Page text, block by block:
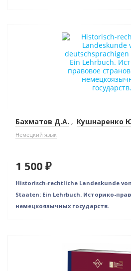
Бахматов Д.А. , Кушнаренко
Немецкий язык
1 500 ₽
Historisch-rechtliche Landeskunde
Staaten: Ein Lehrbuch. Историко-
немецкоязычных государств.